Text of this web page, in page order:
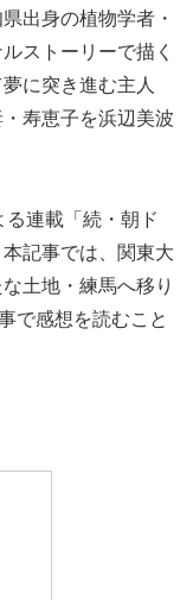
出身の植物学者・
ストーリーで描く
に突き進む主人
寿恵子を浜辺美波
連載「続・朝ド
記事では、関東大
土地・練馬へ移り
で感想を読むこと